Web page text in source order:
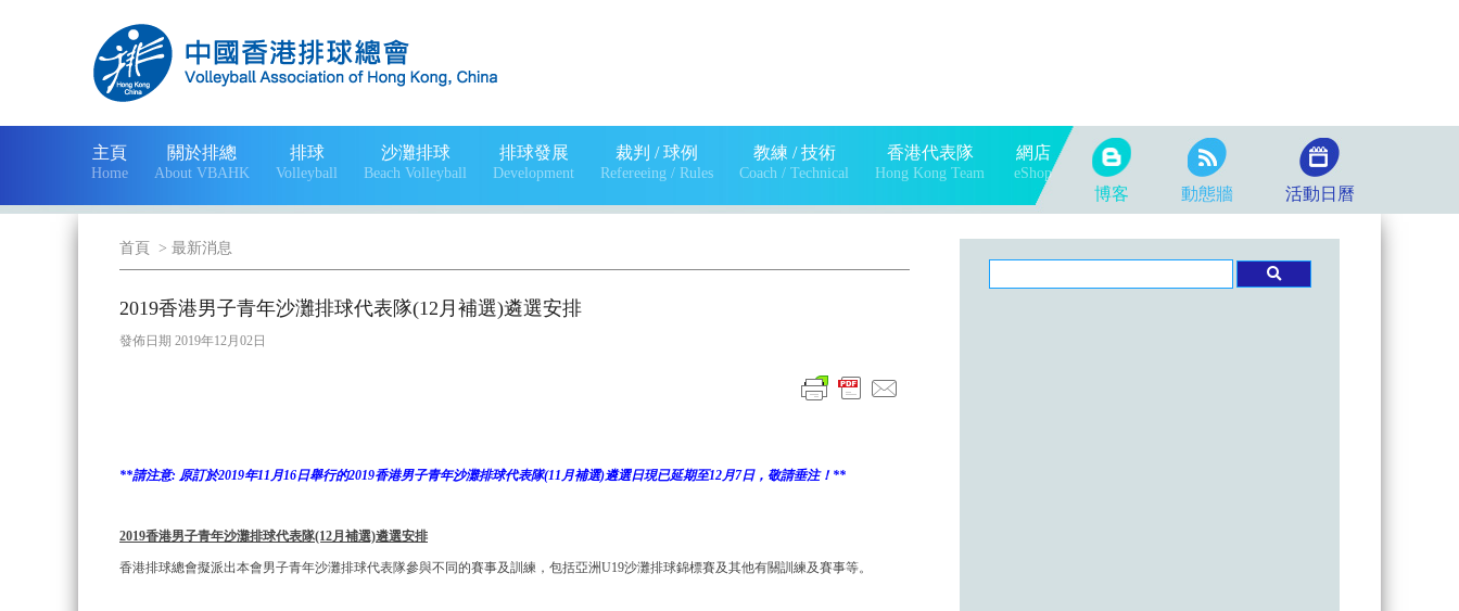
主頁
Home
關於排總
About VBAHK
排球
Volleyball
沙灘排球
Beach Volleyball
排球發展
Development
裁判 / 球例
Refereeing / Rules
教練 / 技術
Coach / Technical
香港代表隊
Hong Kong Team
網店
eShop
博客 動態牆 活動日曆
首頁 > 最新消息
2019香港男子青年沙灘排球代表隊(12月補選)遴選安排
發佈日期 2019年12月02日
**請注意: 原訂於2019年11月16日舉行的2019香港男子青年沙灘排球代表隊(11月補選)遴選日現已延期至12月7日，敬請垂注！**
2019香港男子青年沙灘排球代表隊(12月補選)遴選安排
香港排球總會擬派出本會男子青年沙灘排球代表隊參與不同的賽事及訓練，包括亞洲U19沙灘排球錦標賽及其他有關訓練及賽事等。